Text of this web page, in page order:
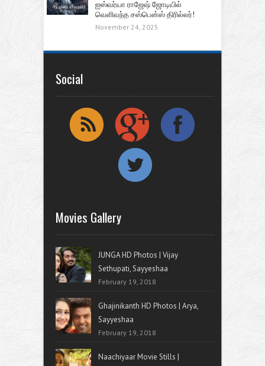
ஐஸ்வர்யா ராஜேஷ் ஜோடியில்
வெளிவந்த சஸ்பென்ஸ் திரில்லர்!
November 24, 2025
Social
Movies Gallery
JUNGA HD Photos | Vijay
Sethupati, Sayyeshaa
February 19, 2018
Ghajinikanth HD Photos | Arya,
Sayyeshaa
February 19, 2018
Naachiyaar Movie Stills |